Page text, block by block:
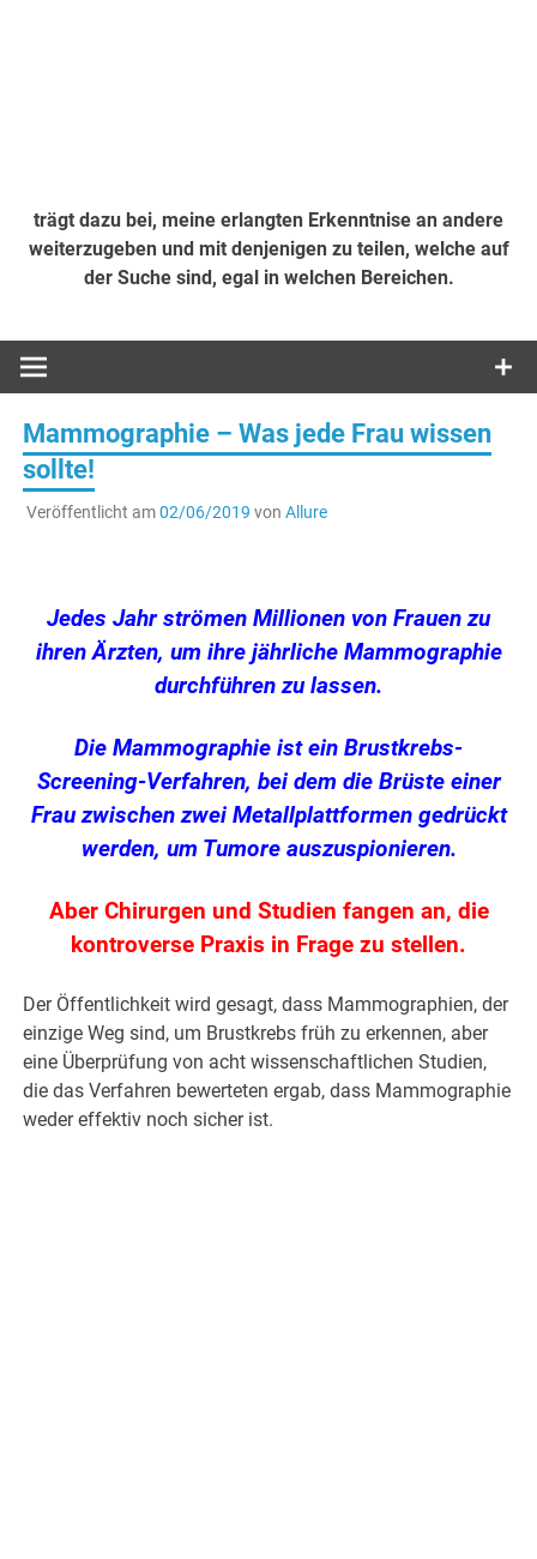
trägt dazu bei, meine erlangten Erkenntnise an andere
weiterzugeben und mit denjenigen zu teilen, welche auf
der Suche sind, egal in welchen Bereichen.
Mammographie – Was jede Frau wissen
sollte!
Veröffentlicht am02/06/2019 von Allure
Jedes Jahr strömen Millionen von Frauen zu
ihren Ärzten, um ihre jährliche Mammographie
durchführen zu lassen.
Die Mammographie ist ein Brustkrebs-
Screening-Verfahren, bei dem die Brüste einer
Frau zwischen zwei Metallplattformen gedrückt
werden, um Tumore auszuspionieren.
Aber Chirurgen und Studien fangen an, die
kontroverse Praxis in Frage zu stellen.
Der Öffentlichkeit wird gesagt, dass Mammographien, der
einzige Weg sind, um Brustkrebs früh zu erkennen, aber
eine Überprüfung von acht wissenschaftlichen Studien,
die das Verfahren bewerteten ergab, dass Mammographie
weder effektiv noch sicher ist.